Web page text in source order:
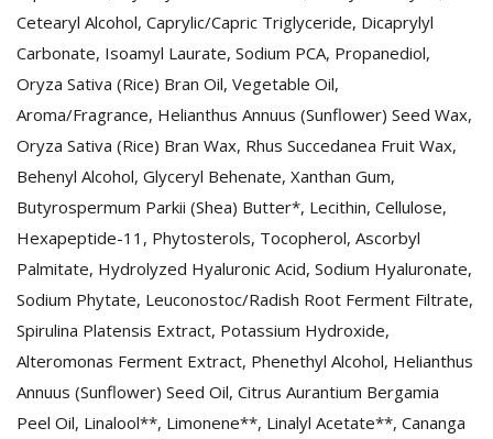
Cetearyl Alcohol, Caprylic/Capric Triglyceride, Dicaprylyl
Carbonate, Isoamyl Laurate, Sodium PCA, Propanediol,
Oryza Sativa (Rice) Bran Oil, Vegetable Oil,
Aroma/Fragrance, Helianthus Annuus (Sunflower) Seed Wax,
Oryza Sativa (Rice) Bran Wax, Rhus Succedanea Fruit Wax,
Behenyl Alcohol, Glyceryl Behenate, Xanthan Gum,
Butyrospermum Parkii (Shea) Butter*, Lecithin, Cellulose,
Hexapeptide-11, Phytosterols, Tocopherol, Ascorbyl
Palmitate, Hydrolyzed Hyaluronic Acid, Sodium Hyaluronate,
Sodium Phytate, Leuconostoc/Radish Root Ferment Filtrate,
Spirulina Platensis Extract, Potassium Hydroxide,
Alteromonas Ferment Extract, Phenethyl Alcohol, Helianthus
Annuus (Sunflower) Seed Oil, Citrus Aurantium Bergamia
Peel Oil, Linalool**, Limonene**, Linalyl Acetate**, Cananga